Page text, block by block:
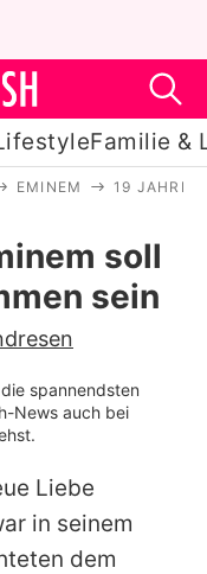
Familie &
EMINEM 19 JAHRE
soll
sein
spannendsten
News auch bei
Liebe
in seinem
dem